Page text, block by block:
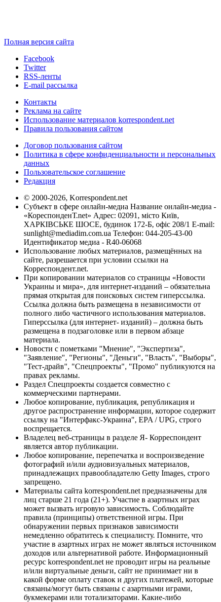
Полная версия сайта
Facebook
Twitter
RSS-ленты
E-mail рассылка
Контакты
Реклама на сайте
Использование материалов korrespondent.net
Правила пользования сайтом
Договор пользования сайтом
Политика в сфере конфиденциальности и персональных
данных
Пользовательское соглашение
Редакция
© 2000-2026, Korrespondent.net
Субъект в сфере онлайн-медиа Название онлайн-медиа -
«КореспонденТ.net» Адрес: 02091, місто Київ,
ХАРКІВСЬКЕ ШОСЕ, будинок 172-Б, офіс 208/1 E-mail:
sunlight@mediadim.com.ua Телефон: 044-205-43-00
Идентификатор медиа - R40-06068
Использование любых материалов, размещённых на
сайте, разрешается при условии ссылки на
Корреспондент.net.
При копировании материалов со страницы «Новости
Украины и мира», для интернет-изданий – обязательна
прямая открытая для поисковых систем гиперссылка.
Ссылка должна быть размещена в независимости от
полного либо частичного использования материалов.
Гиперссылка (для интернет- изданий) – должна быть
размещена в подзаголовке или в первом абзаце
материала.
Новости с пометками "Мнение", "Экспертиза",
"Заявление", "Регионы", "Деньги", "Власть", "Выборы",
"Тест-драйв", "Спецпроекты", "Промо" публикуются на
правах рекламы.
Раздел Спецпроекты создается совместно с
коммерческими партнерами.
Любое копирование, публикация, републикация и
другое распространение информации, которое содержит
ссылку на "Интерфакс-Украина", EPA / UPG, строго
воспрещается.
Владелец веб-страницы в разделе Я- Корреспондент
является автор публикации.
Любое копирование, перепечатка и воспроизведение
фотографий и/или аудиовизуальных материалов,
принадлежащих правообладателю Getty Images, строго
запрещено.
Материалы сайта korrespondent.net предназначены для
лиц старше 21 года (21+). Участие в азартных играх
может вызвать игровую зависимость. Соблюдайте
правила (принципы) ответственной игры. При
обнаружении первых признаков зависимости
немедленно обратитесь к специалисту. Помните, что
участие в азартных играх не может являться источником
доходов или альтернативой работе. Информационный
ресурс korrespondent.net не проводит игры на реальные
и/или виртуальные деньги, сайт не принимает ни в
какой форме оплату ставок и других платежей, которые
связаны/могут быть связаны с азартными играми,
букмекерами или тотализаторами. Какие-либо